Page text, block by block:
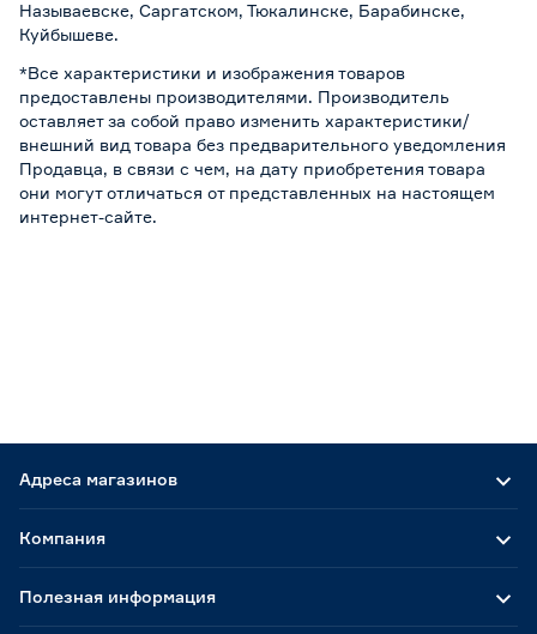
Называевске, Саргатском, Тюкалинске, Барабинске,
Куйбышеве.
*Все характеристики и изображения товаров
предоставлены производителями. Производитель
оставляет за собой право изменить характеристики/
внешний вид товара без предварительного уведомления
Продавца, в связи с чем, на дату приобретения товара
они могут отличаться от представленных на настоящем
интернет-сайте.
Адреса магазинов
Компания
Полезная информация